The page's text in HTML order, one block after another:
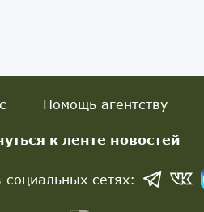
Помощь агентству
к ленте новостей
сетях: